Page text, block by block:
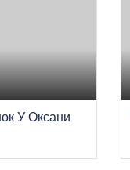
У Оксани